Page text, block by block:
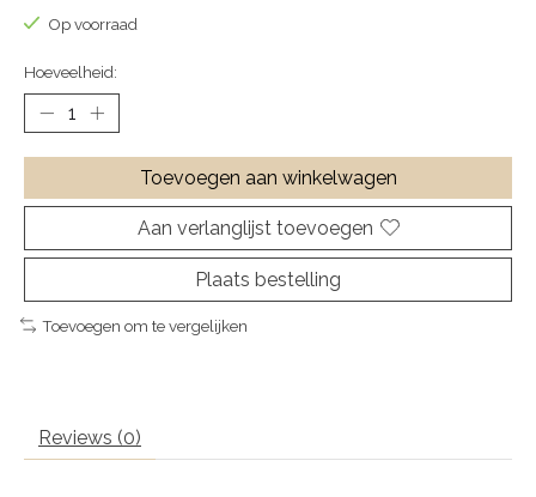
Op voorraad
Hoeveelheid:
Toevoegen aan winkelwagen
Aan verlanglijst toevoegen
Plaats bestelling
Toevoegen om te vergelijken
Reviews (0)